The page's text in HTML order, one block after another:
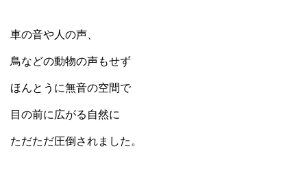
車の音や人の声、
鳥などの動物の声もせず
ほんとうに無音の空間で
目の前に広がる自然に
ただただ圧倒されました。